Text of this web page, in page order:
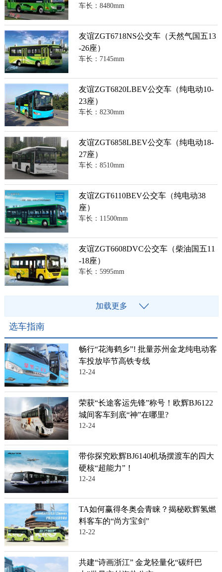
车长：8480mm
友谊ZGT6718NS公交车（天然气国五13
-26座）
车长：7145mm
友谊ZGT6820LBEV公交车（纯电动10-
23座）
车长：8230mm
友谊ZGT6858LBEV公交车（纯电动18-
27座）
车长：8510mm
友谊ZGT6110BEV公交车（纯电动38
座）
车长：11500mm
友谊ZGT6608DVC公交车（柴油国五11
-18座）
车长：5995mm
加载更多
选车指南
畅行“花海鹤乡”! 批量苏州金龙纯电动客
车投放毕节高铁专线
12-24
荣获“长途客运先锋”称号！欧辉BJ6122
城间客车到底“神”在哪里?
12-24
带你探究欧辉BJ6140机场摆渡车的四大
硬核“超能力”！
12-24
TA如何赢得冬奥会青睐？揭秘欧辉氢燃
料客车的“尚方宝剑”
12-22
共建“诗画浙江” 金龙轻量化“碳纤巴